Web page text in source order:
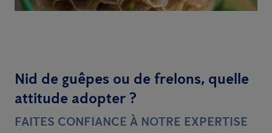
Nid de guêpes ou de frelons, quelle
attitude adopter ?
FAITES CONFIANCE À NOTRE EXPERTISE